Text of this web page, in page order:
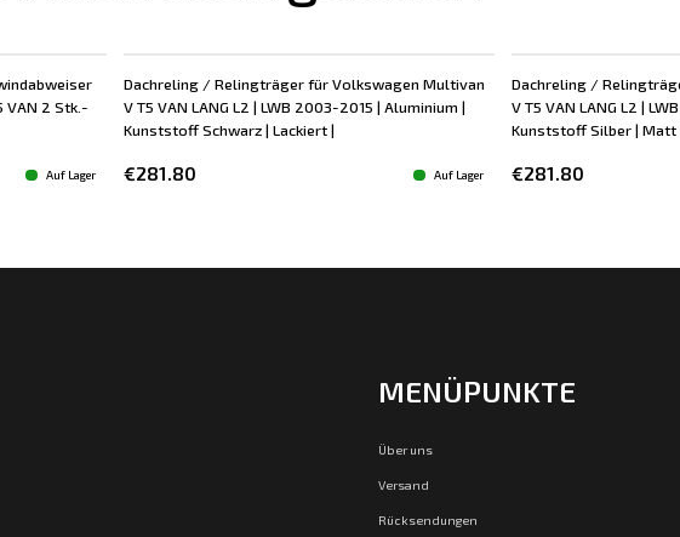
VAN 2 Stk.-
Auf Lager
Dachreling / Relingträger für Volkswagen Multivan
V T5 VAN LANG L2 | LWB 2003-2015 | Aluminium |
Kunststoff Schwarz | Lackiert |
€281.80 Auf Lager
Dachreling /
V T5 VAN LANG L2 |
Kunststoff Silber | Matt
€281.80
MENÜPUNKTE
Über uns
Versand
Rücksendungen